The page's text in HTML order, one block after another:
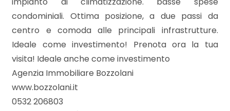
condominiali. Ottima posizione, a due passi da
centro e comoda alle principali infrastrutture.
Ideale come investimento! Prenota ora la tua
visita! Ideale anche come investimento
Agenzia Immobiliare Bozzolani
www.bozzolani.it
0532 206803
minimi
2